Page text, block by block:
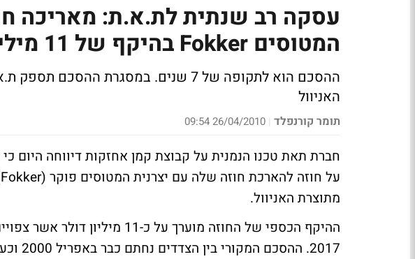
עסקה רב שנתית לת.א.ת: מאריכה
המטוסים Fokker בהיקף של 11 מיליון דולר
ההסכם הוא לתקופה של 7 שנים. במסגרת
האניוול
תומר קורנפלד |
26/04/2010 09:54
חברת תאת טכנו הנמנית על קבוצת קמן אחזקות דיווחה היום
מתוצרת האניוול.
2017.